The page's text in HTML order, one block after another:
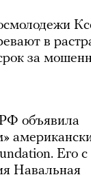
в
за
объявила
Его с
Навальная